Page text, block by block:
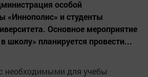
особой
«Иннополис» и студенты
Основное мероприятие
школу» планируется провести...
необходимыми для учебы